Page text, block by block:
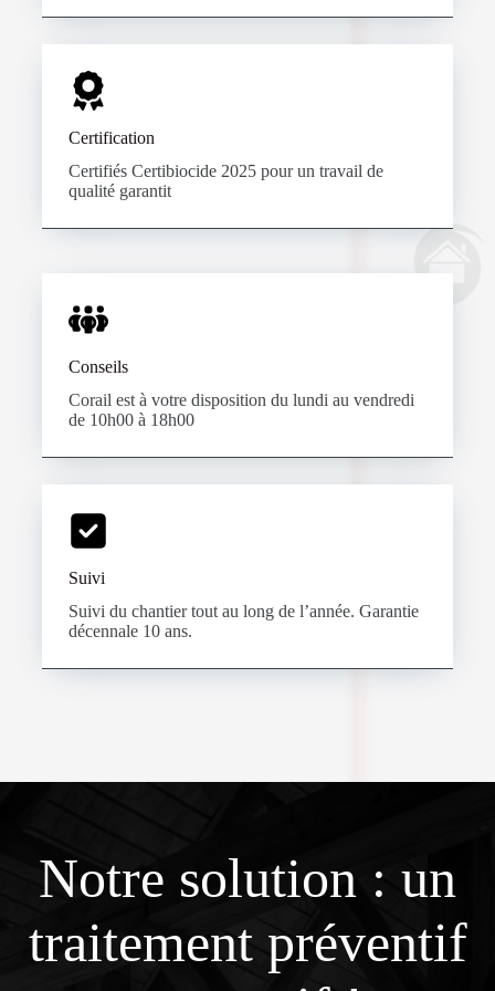
Certification
Certifiés Certibiocide 2025 pour un travail de
qualité garantit
Conseils
Corail est à votre disposition du lundi au vendredi
de 10h00 à 18h00
Suivi
Suivi du chantier tout au long de l’année. Garantie
décennale 10 ans.
Notre solution : un
traitement préventif